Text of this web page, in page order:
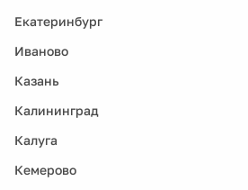
Екатеринбург
Иваново
Казань
Калининград
Калуга
Кемерово